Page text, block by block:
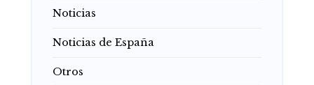
Noticias
Noticias de España
Otros